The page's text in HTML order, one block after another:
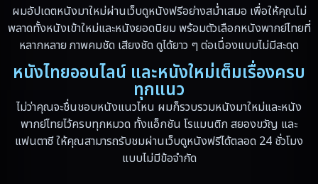
Family ครอบครัว
Fantasy จินตนาการ (89)
Fantasy แฟนตาซี (4)
ผมอัปเดตหนังมาใหม่ผ่านเว็บดูหนังฟรีอย่างสม่ำเสมอ เพื่อให้คุณไม่
พลาดทั้งหนังเข้าใหม่และหนังยอดนิยม พร้อมตัวเลือกหนังพากย์ไทยที่
หลากหลาย ภาพคมชัด เสียงชัด ดูได้ยาว ๆ ต่อเนื่องแบบไม่มีสะดุด
หนังไทยออนไลน์ และหนังใหม่เต็มเรื่องครบ
ทุกแนว
ไม่ว่าคุณจะชื่นชอบหนังแนวไหน ผมก็รวบรวมหนังมาใหม่และหนัง
พากย์ไทยไว้ครบทุกหมวด ทั้งแอ็กชัน โรแมนติก สยองขวัญ และ
แฟนตาซี ให้คุณสามารถรับชมผ่านเว็บดูหนังฟรีได้ตลอด 24 ชั่วโมง
แบบไม่มีข้อจำกัด